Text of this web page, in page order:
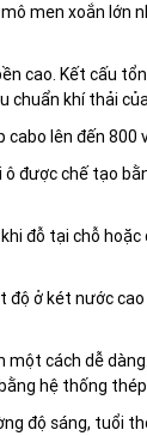
men xoắn
cao. Kết cấu
khí thải
lên đến
được chế tạo
đỗ tại chỗ
ở két nước
cách dễ
hệ thống
độ sáng, tuổi